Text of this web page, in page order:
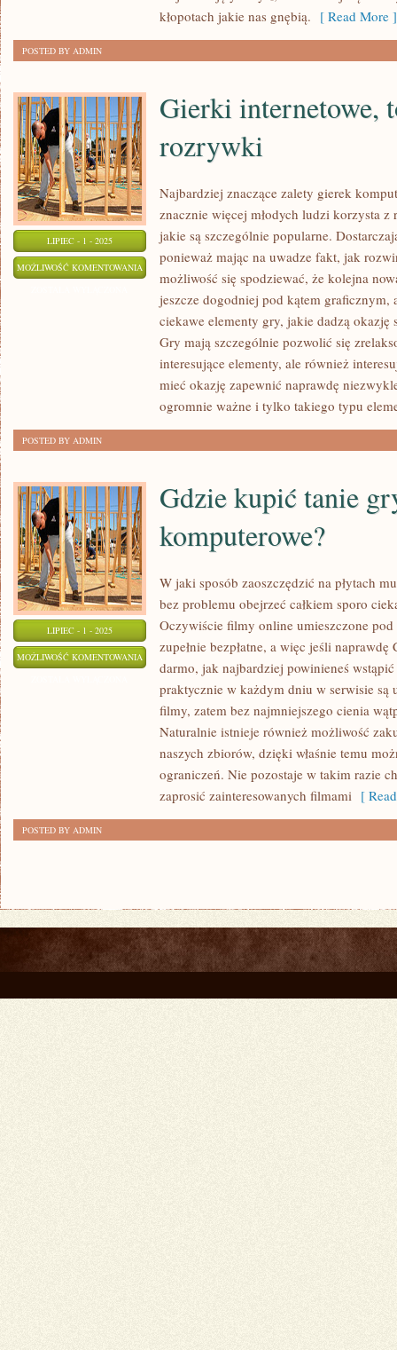
KOMPUTEROWE?
kłopotach jakie nas gnębią. [ Read More ]
POSTED BY ADMIN
LIPIEC - 1 - 2025
MOŻLIWOŚĆ KOMENTOWANIA GIERKI
Gierki internetowe,
rozrywki
Najbardziej znaczące zalety gierek
znacznie więcej młodych ludzi korzysta
jakie są szczególnie popularne.
ponieważ mając na uwadze fakt, jak
możliwość się spodziewać, że kolejna
jeszcze dogodniej pod kątem graficznym,
ciekawe elementy gry, jakie dadzą okazję
Gry mają szczególnie pozwolić się
interesujące elementy, ale również
mieć okazję zapewnić naprawdę
ogromnie ważne i tylko takiego typu
POSTED BY ADMIN
LIPIEC - 1 - 2025
MOŻLIWOŚĆ KOMENTOWANIA
TANIE
Gdzie kupić tanie
komputerowe?
W jaki sposób zaoszczędzić na płytach
bez problemu obejrzeć całkiem sporo
Oczywiście filmy online umieszczone
zupełnie bezpłatne, a więc jeśli
darmo, jak najbardziej powinieneś
praktycznie w każdym dniu w serwisie są
filmy, zatem bez najmniejszego cienia
Naturalnie istnieje również możliwość
naszych zbiorów, dzięki właśnie temu
ograniczeń. Nie pozostaje w takim razie
zaprosić zainteresowanych filmami [
POSTED BY ADMIN